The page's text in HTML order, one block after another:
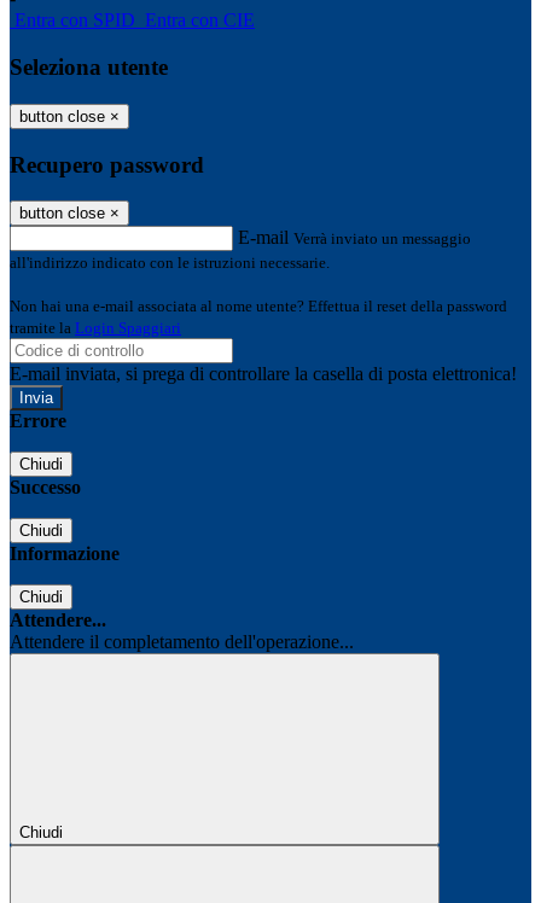
Entra con SPID Entra con CIE
Seleziona utente
button close ×
Recupero password
button close ×
E-mail Verrà inviato un messaggio
all'indirizzo indicato con le istruzioni necessarie.
Non hai una e-mail associata al nome utente? Effettua il reset della password
tramite la Login Spaggiari
E-mail inviata, si prega di controllare la casella di posta elettronica!
Errore
Chiudi
Successo
Chiudi
Informazione
Chiudi
Attendere...
Attendere il completamento dell'operazione...
Chiudi